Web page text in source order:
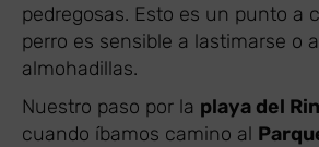
pedregosas. Esto es un punto a
perro es sensible a lastimarse o
almohadillas.
Nuestro paso por la playa del
cuando íbamos camino al